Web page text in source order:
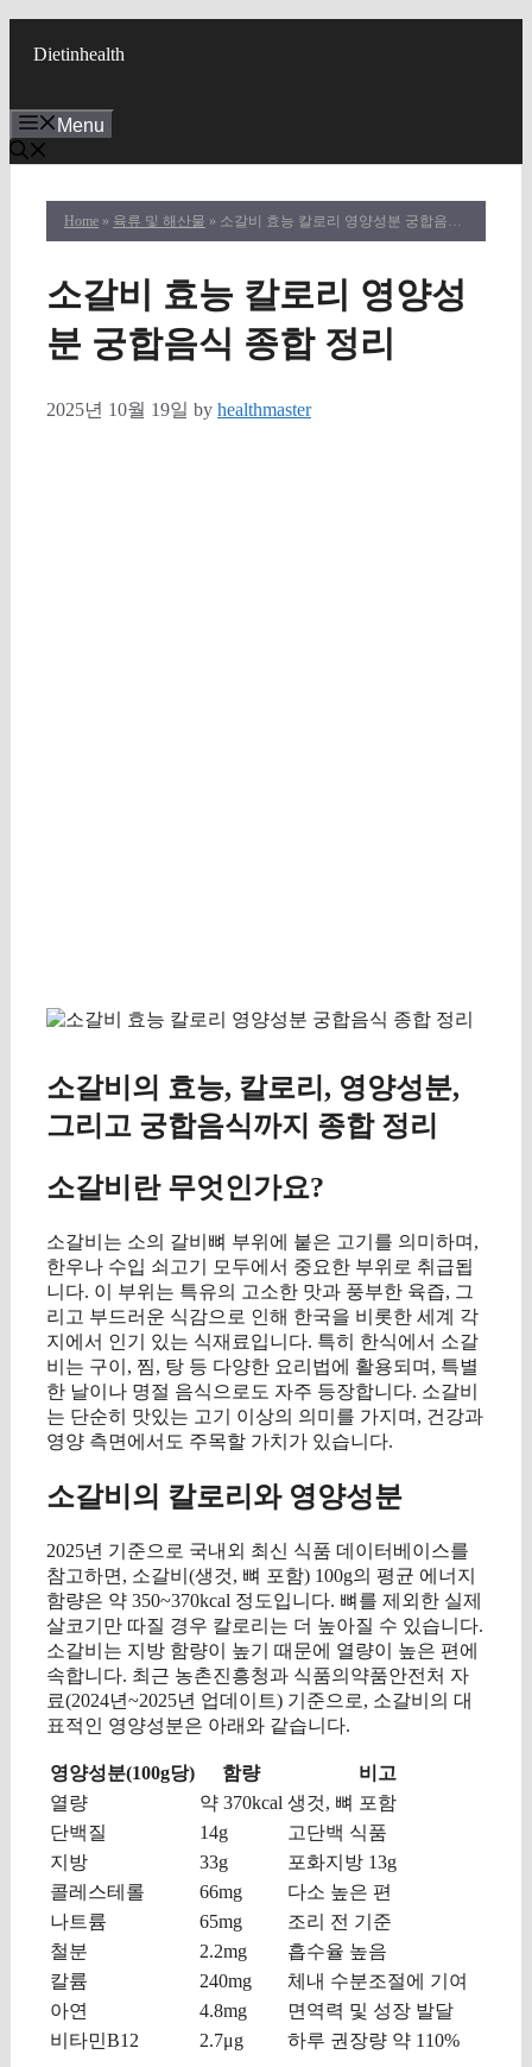
Dietinhealth
Menu
Home » 육류 및 해산물 » 소갈비 효능 칼로리 영양성분 궁합음식 종합 정리
소갈비 효능 칼로리 영양성
분 궁합음식 종합 정리
2025년 10월 19일 by healthmaster
소갈비의 효능, 칼로리, 영양성분,
그리고 궁합음식까지 종합 정리
소갈비란 무엇인가요?
소갈비는 소의 갈비뼈 부위에 붙은 고기를 의미하며,
한우나 수입 쇠고기 모두에서 중요한 부위로 취급됩
니다. 이 부위는 특유의 고소한 맛과 풍부한 육즙, 그
리고 부드러운 식감으로 인해 한국을 비롯한 세계 각
지에서 인기 있는 식재료입니다. 특히 한식에서 소갈
비는 구이, 찜, 탕 등 다양한 요리법에 활용되며, 특별
한 날이나 명절 음식으로도 자주 등장합니다. 소갈비
는 단순히 맛있는 고기 이상의 의미를 가지며, 건강과
영양 측면에서도 주목할 가치가 있습니다.
소갈비의 칼로리와 영양성분
2025년 기준으로 국내외 최신 식품 데이터베이스를
참고하면, 소갈비(생것, 뼈 포함) 100g의 평균 에너지
함량은 약 350~370kcal 정도입니다. 뼈를 제외한 실제
살코기만 따질 경우 칼로리는 더 높아질 수 있습니다.
소갈비는 지방 함량이 높기 때문에 열량이 높은 편에
속합니다. 최근 농촌진흥청과 식품의약품안전처 자
료(2024년~2025년 업데이트) 기준으로, 소갈비의 대
표적인 영양성분은 아래와 같습니다.
영양성분(100g당) 함량
비고
열량
약 370kcal 생것, 뼈 포함
단백질
14g
고단백 식품
지방
33g
포화지방 13g
콜레스테롤
66mg
다소 높은 편
나트륨
65mg
조리 전 기준
철분
2.2mg
흡수율 높음
칼륨
240mg
체내 수분조절에 기여
아연
4.8mg
면역력 및 성장 발달
비타민B12
2.7μg 하루 권장량 약 110%